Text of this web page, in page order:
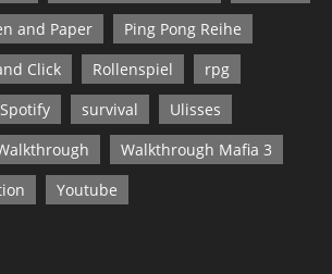
and Paper
Ping Pong Reihe
Click Rollenspiel
rpg
Spotify survival
Ulisses
Walkthrough Mafia 3
Youtube